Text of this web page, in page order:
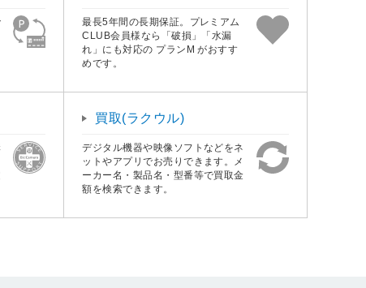
最長5年間の長期保証。プレミアム
CLUB会員様なら「破損」「水漏
れ」にも対応の プランM がおすす
めです。
買取(ラクウル)
デジタル機器や映像ソフトなどをネ
ットやアプリでお売りできます。メ
ーカー名・製品名・型番等で買取金
額を検索できます。